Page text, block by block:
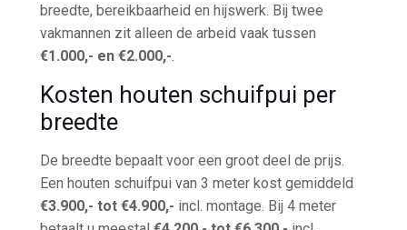
breedte, bereikbaarheid en hijswerk. Bij twee
vakmannen zit alleen de arbeid vaak tussen
€1.000,- en €2.000,-.
Kosten houten schuifpui per
breedte
De breedte bepaalt voor een groot deel de prijs.
Een houten schuifpui van 3 meter kost gemiddeld
€3.900,- tot €4.900,- incl. montage. Bij 4 meter